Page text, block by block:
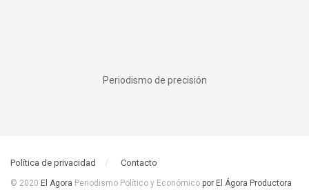
Periodismo de precisión
Política de privacidad Contacto
© 2020 El Agora Periodismo Político y Económico por El Ágora Productora